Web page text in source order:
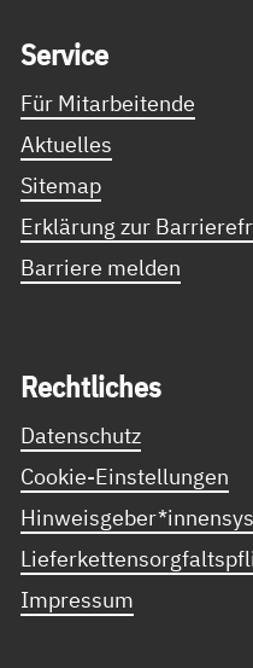
Ser­vice
Für Mitarbeitende
Aktuelles
Sitemap
Erklärung zur
Barriere melden
Recht­li­ches
Datenschutz
Cookie-Einstellungen
Impressum